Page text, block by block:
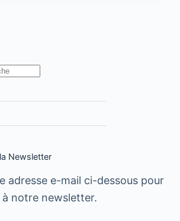
Newsletter
adresse e-mail ci-dessous pour
notre newsletter.